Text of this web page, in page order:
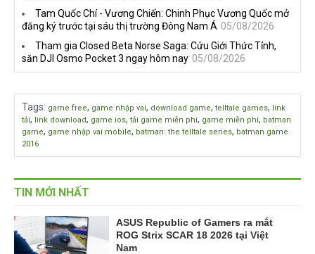
Tam Quốc Chí - Vương Chiến: Chinh Phục Vương Quốc mở
đăng ký trước tại sáu thị trường Đông Nam Á 05/08/2026
Tham gia Closed Beta Norse Saga: Cửu Giới Thức Tỉnh,
săn DJI Osmo Pocket 3 ngay hôm nay 05/08/2026
Tags: game free, game nhập vai, download game, telltale games, link
tải, link download, game ios, tải game miễn phí, game miễn phí, batman
game, game nhập vai mobile, batman: the telltale series, batman game
2016
TIN MỚI NHẤT
ASUS Republic of Gamers ra mắt
ROG Strix SCAR 18 2026 tại Việt
Nam